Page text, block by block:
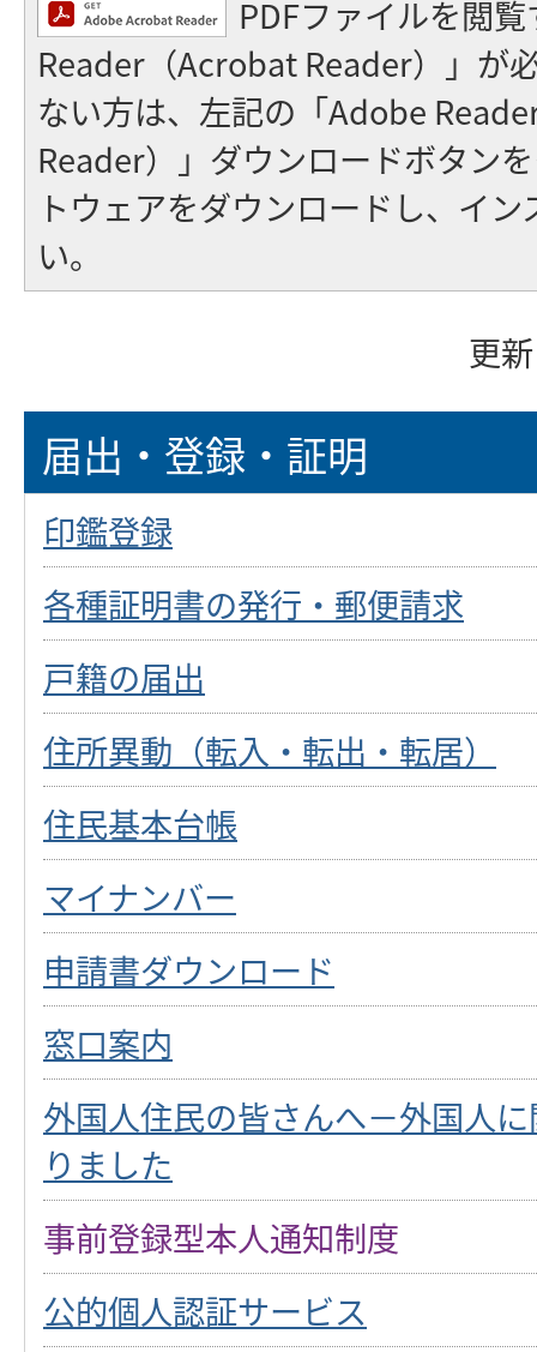
PDFファイルを閲
Reader（Acrobat Reader）」が
ない方は、左記の「Adobe
Reader）」ダウンロードボタン
トウェアをダウンロードし、イ
い。
更
届出・登録・証明
印鑑登録
各種証明書の発行・郵便請求
戸籍の届出
住所異動（転入・転出・転居）
住民基本台帳
マイナンバー
申請書ダウンロード
窓口案内
外国人住民の皆さんへ－外国人
りました
事前登録型本人通知制度
公的個人認証サービス